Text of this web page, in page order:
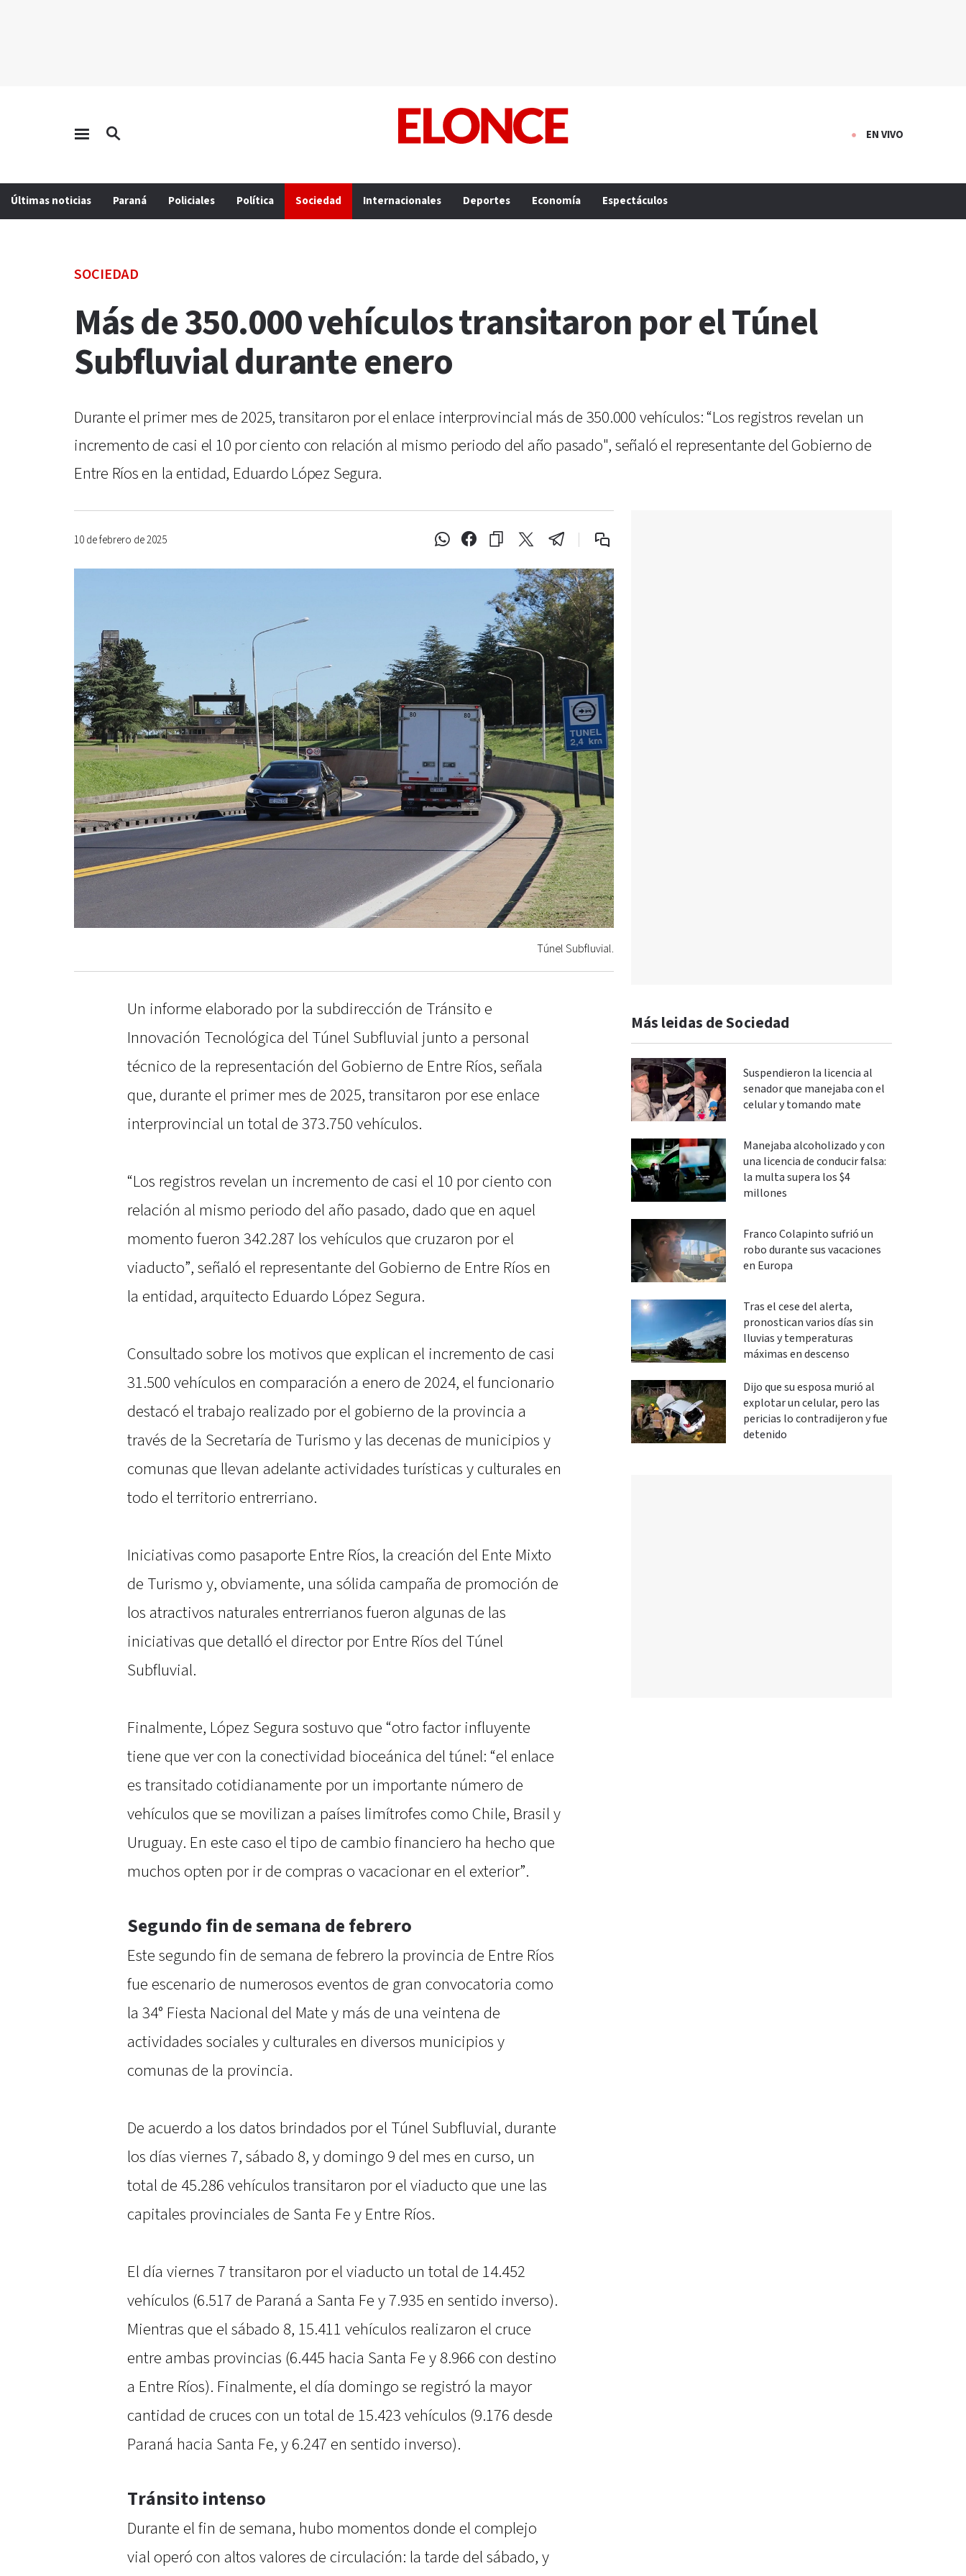
EN VIVO
Últimas noticias Paraná Policiales Política Sociedad Internacionales Deportes Economía Espectáculos
SOCIEDAD
Más de 350.000 vehículos transitaron por el Túnel
Subfluvial durante enero
Durante el primer mes de 2025, transitaron por el enlace interprovincial más de 350.000 vehículos: “Los registros revelan un
incremento de casi el 10 por ciento con relación al mismo periodo del año pasado", señaló el representante del Gobierno de
Entre Ríos en la entidad, Eduardo López Segura.
10 de febrero de 2025
Túnel Subfluvial.
Un informe elaborado por la subdirección de Tránsito e
Innovación Tecnológica del Túnel Subfluvial junto a personal
técnico de la representación del Gobierno de Entre Ríos, señala
que, durante el primer mes de 2025, transitaron por ese enlace
interprovincial un total de 373.750 vehículos.
“Los registros revelan un incremento de casi el 10 por ciento con
relación al mismo periodo del año pasado, dado que en aquel
momento fueron 342.287 los vehículos que cruzaron por el
viaducto”, señaló el representante del Gobierno de Entre Ríos en
la entidad, arquitecto Eduardo López Segura.
Consultado sobre los motivos que explican el incremento de casi
31.500 vehículos en comparación a enero de 2024, el funcionario
destacó el trabajo realizado por el gobierno de la provincia a
través de la Secretaría de Turismo y las decenas de municipios y
comunas que llevan adelante actividades turísticas y culturales en
todo el territorio entrerriano.
Iniciativas como pasaporte Entre Ríos, la creación del Ente Mixto
de Turismo y, obviamente, una sólida campaña de promoción de
los atractivos naturales entrerrianos fueron algunas de las
iniciativas que detalló el director por Entre Ríos del Túnel
Subfluvial.
Finalmente, López Segura sostuvo que “otro factor influyente
tiene que ver con la conectividad bioceánica del túnel: “el enlace
es transitado cotidianamente por un importante número de
vehículos que se movilizan a países limítrofes como Chile, Brasil y
Uruguay. En este caso el tipo de cambio financiero ha hecho que
muchos opten por ir de compras o vacacionar en el exterior”.
Segundo fin de semana de febrero
Este segundo fin de semana de febrero la provincia de Entre Ríos
fue escenario de numerosos eventos de gran convocatoria como
la 34° Fiesta Nacional del Mate y más de una veintena de
actividades sociales y culturales en diversos municipios y
comunas de la provincia.
De acuerdo a los datos brindados por el Túnel Subfluvial, durante
los días viernes 7, sábado 8, y domingo 9 del mes en curso, un
total de 45.286 vehículos transitaron por el viaducto que une las
capitales provinciales de Santa Fe y Entre Ríos.
El día viernes 7 transitaron por el viaducto un total de 14.452
vehículos (6.517 de Paraná a Santa Fe y 7.935 en sentido inverso).
Mientras que el sábado 8, 15.411 vehículos realizaron el cruce
entre ambas provincias (6.445 hacia Santa Fe y 8.966 con destino
a Entre Ríos). Finalmente, el día domingo se registró la mayor
cantidad de cruces con un total de 15.423 vehículos (9.176 desde
Paraná hacia Santa Fe, y 6.247 en sentido inverso).
Tránsito intenso
Durante el fin de semana, hubo momentos donde el complejo
vial operó con altos valores de circulación: la tarde del sábado, y
Más leidas de Sociedad
Suspendieron la licencia al
senador que manejaba con el
celular y tomando mate
Manejaba alcoholizado y con
una licencia de conducir falsa:
la multa supera los $4
millones
Franco Colapinto sufrió un
robo durante sus vacaciones
en Europa
Tras el cese del alerta,
pronostican varios días sin
lluvias y temperaturas
máximas en descenso
Dijo que su esposa murió al
explotar un celular, pero las
pericias lo contradijeron y fue
detenido